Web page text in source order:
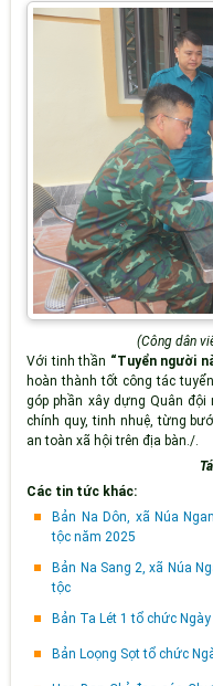
(Công dân
Với tinh thần “Tuyển người
hoàn thành tốt công tác
góp phần xây dựng Quân đội
chính quy, tinh nhuệ, từng
an toàn xã hội trên địa bàn./.
Các tin tức khác:
Bản Na Dôn, xã Núa
tộc năm 2025
Bản Na Sang 2, xã Núa
tộc
Bản Ta Lét 1 tổ chức
Bản Loọng Sọt tổ chức